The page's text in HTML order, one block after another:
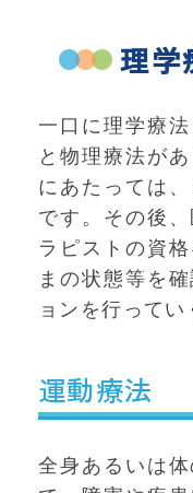
理学
一口に理学療
と物理療法が
にあたっては
です。その後
ラピストの資
まの状態等を
ョンを行ってい
運動療法
全身あるいは